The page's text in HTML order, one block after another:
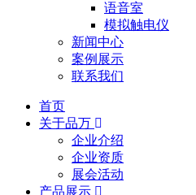
语音室
模拟触电仪
新闻中心
案例展示
联系我们
首页
关于品万
企业介绍
企业资质
展会活动
产品展示